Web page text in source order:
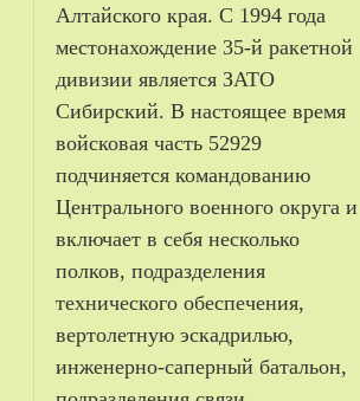
Алтайского края. С 1994 года
местонахождение 35-й ракетной
дивизии является ЗАТО
Сибирский. В настоящее время
войсковая часть 52929
подчиняется командованию
Центрального военного округа и
включает в себя несколько
полков, подразделения
технического обеспечения,
вертолетную эскадрилью,
инженерно-саперный батальон,